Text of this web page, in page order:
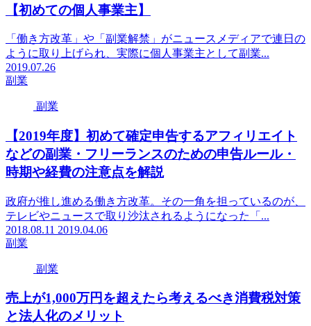
【初めての個人事業主】
「働き方改革」や「副業解禁」がニュースメディアで連日の
ように取り上げられ、実際に個人事業主として副業...
2019.07.26
副業
副業
【2019年度】初めて確定申告するアフィリエイト
などの副業・フリーランスのための申告ルール・
時期や経費の注意点を解説
政府が推し進める働き方改革。その一角を担っているのが、
テレビやニュースで取り沙汰されるようになった「...
2018.08.11 2019.04.06
副業
副業
売上が1,000万円を超えたら考えるべき消費税対策
と法人化のメリット